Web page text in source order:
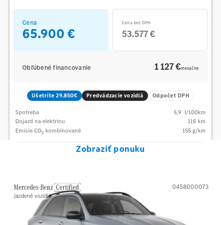
Cena
65.900 €
Cena bez DPH
53.577 €
Obľúbené financovanie 1 127 €mesačne
Ušetríte 29.850€ Predvádzacie vozidlá Odpočet DPH
Spotreba 5,9 l/100km
Dojazd na elektrinu
116 km
Emisie CO2 kombinované 155 g/km
Zobraziť ponuku
0458000073